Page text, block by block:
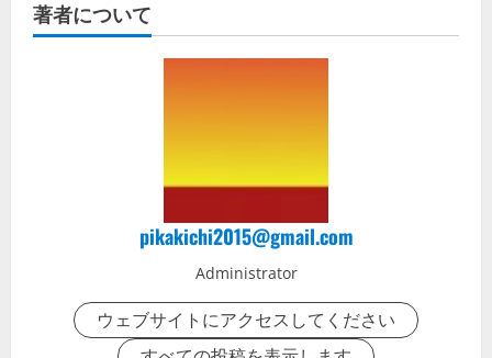
著者について
pikakichi2015@gmail.com
Administrator
ウェブサイトにアクセスしてください